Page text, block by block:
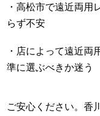
・高松市で遠近両用
らず不安
・店によって遠近両
準に選ぶべきか迷う
ご安心ください。香